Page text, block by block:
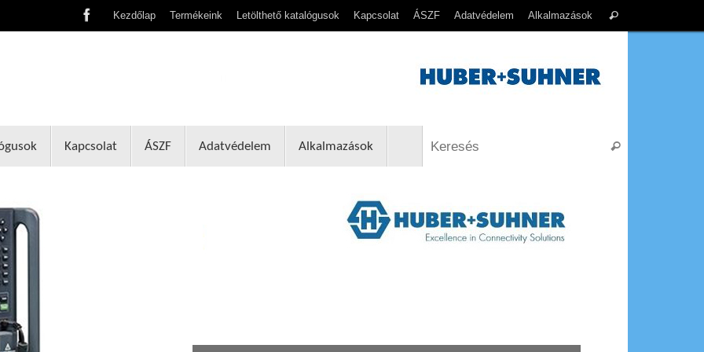
Kezdőlap Termékeink Letölthető katalógusok Kapcsolat ÁSZF Adatvédelem Alkalmazások
for:
Keresés
Kapcsolat ÁSZF Adatvédelem Alkalmazások Keresés